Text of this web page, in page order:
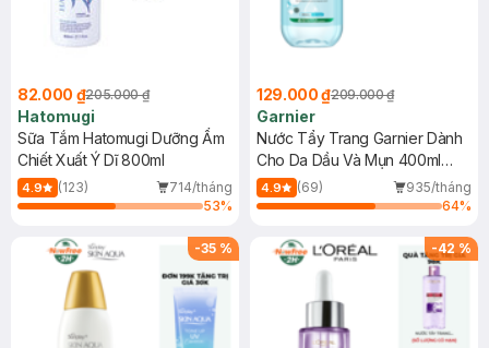
82.000 ₫205.000 ₫
Hatomugi
Sữa Tắm Hatomugi Dưỡng Ẩm
Chiết Xuất Ý Dĩ 800ml
4.9 (123)
714/tháng
53%
129.000 ₫209.000 ₫
Garnier
Nước Tẩy Trang Garnier Dành
Cho Da Dầu Và Mụn 400ml
(Mới)
4.9 (69)
935/tháng
64%
-35 % -42 %